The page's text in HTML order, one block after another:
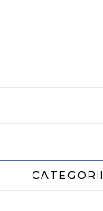
CATEGORII